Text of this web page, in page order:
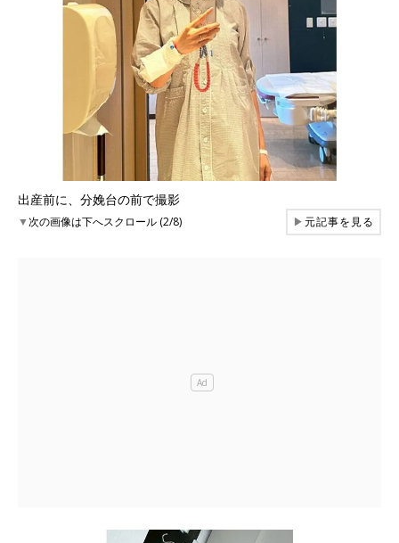
出産前に、分娩台の前で撮影
▼次の画像は下へスクロール (2/8) ▶元記事を見る